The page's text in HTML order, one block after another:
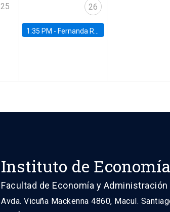
25 26
1:35 PM - Fernanda Rojas Ampuero, University of Wisconsin-Madison
Instituto de Economía
Facultad de Economía y Administración
Avda. Vicuña Mackenna 4860, Macul.